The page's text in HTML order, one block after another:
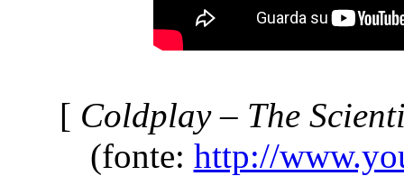
[ Coldplay – The
(fonte: http://